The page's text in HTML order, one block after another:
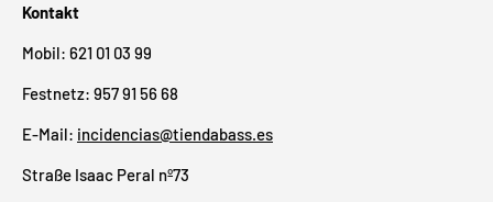
Kontakt
Mobil: 621 01 03 99
Festnetz: 957 91 56 68
E-Mail: incidencias@tiendabass.es
Straße Isaac Peral nº73